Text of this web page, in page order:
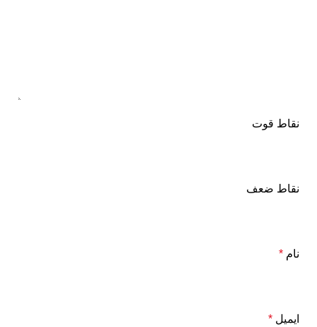
نقاط قوت
نقاط ضعف
نام *
ایمیل *